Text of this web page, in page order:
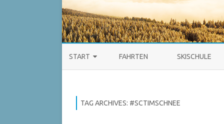
START FAHRTEN SKISCHULE
TAG ARCHIVES: #SCTIMSCHNEE